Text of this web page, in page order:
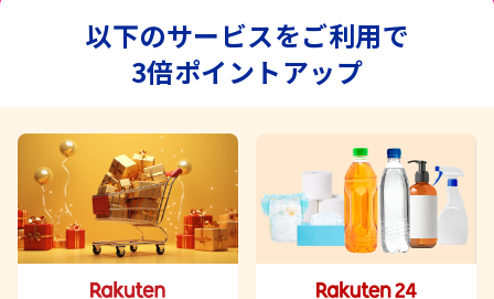
以下のサービスをご利用で
3倍ポイントアップ